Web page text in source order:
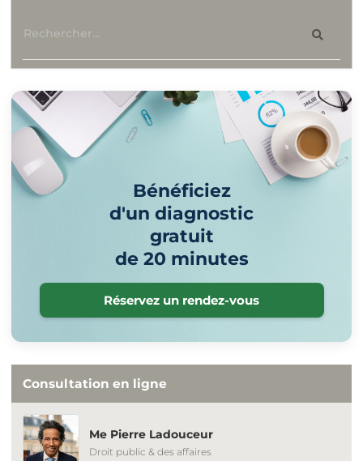
Bénéficiez
d'un diagnostic
gratuit
de 20 minutes
Réservez un rendez-vous
Consultation en ligne
Me Pierre Ladouceur
Droit public & des affaires